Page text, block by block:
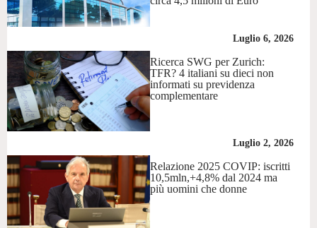
Luglio 6, 2026
Ricerca SWG per Zurich:
TFR? 4 italiani su dieci non
informati su previdenza
complementare
Luglio 2, 2026
Relazione 2025 COVIP: iscritti
10,5mln,+4,8% dal 2024 ma
più uomini che donne